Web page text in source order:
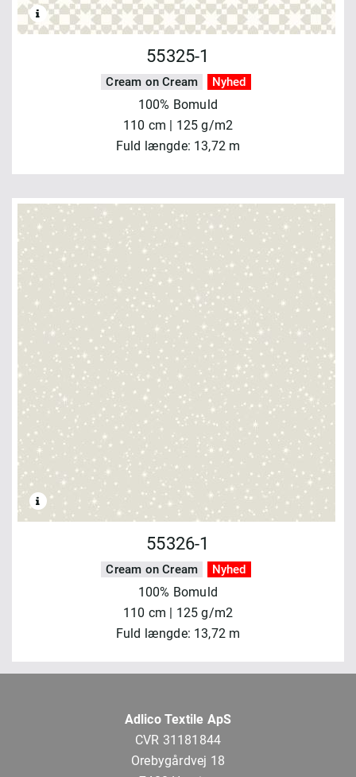
55325-1
Cream on Cream Nyhed
100% Bomuld
110 cm | 125 g/m2
Fuld længde: 13,72 m
55326-1
Cream on Cream Nyhed
100% Bomuld
110 cm | 125 g/m2
Fuld længde: 13,72 m
Adlico Textile ApS
CVR 31181844
Orebygårdvej 18